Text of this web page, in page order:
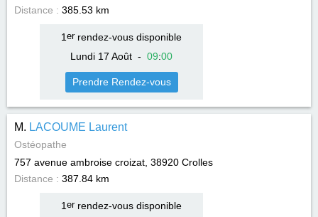
Distance : 385.53 km
1 errendez-vous disponible
Lundi 17 Août - 09:00
Prendre Rendez-vous
M. LACOUME Laurent
Ostéopathe
757 avenue ambroise croizat, 38920 Crolles
Distance : 387.84 km
1 errendez-vous disponible